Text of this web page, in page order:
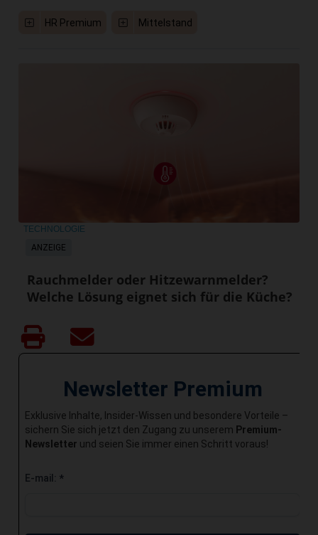
HR Premium Mittelstand
ANZEIGE
TECHNOLOGIE
Rauchmelder oder Hitzewarnmelder?
Welche Lösung eignet sich für die Küche?
Newsletter Premium
Exklusive Inhalte, Insider-Wissen und besondere Vorteile –
sichern Sie sich jetzt den Zugang zu unserem Premium-
Newsletter und seien Sie immer einen Schritt voraus!
E-mail: *